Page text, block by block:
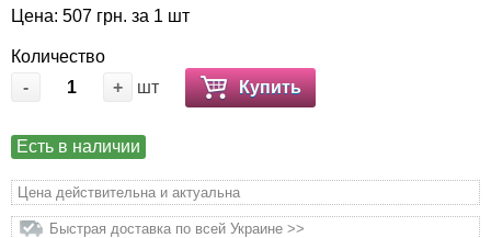
Цена: 507 грн. за 1 шт
Количество
-
+ шт Купить
Есть в наличии
Цена действительна и актуальна
Быстрая доставка по всей Украине >>
Товары для голубей
Товары для грызунов
Товары для людей